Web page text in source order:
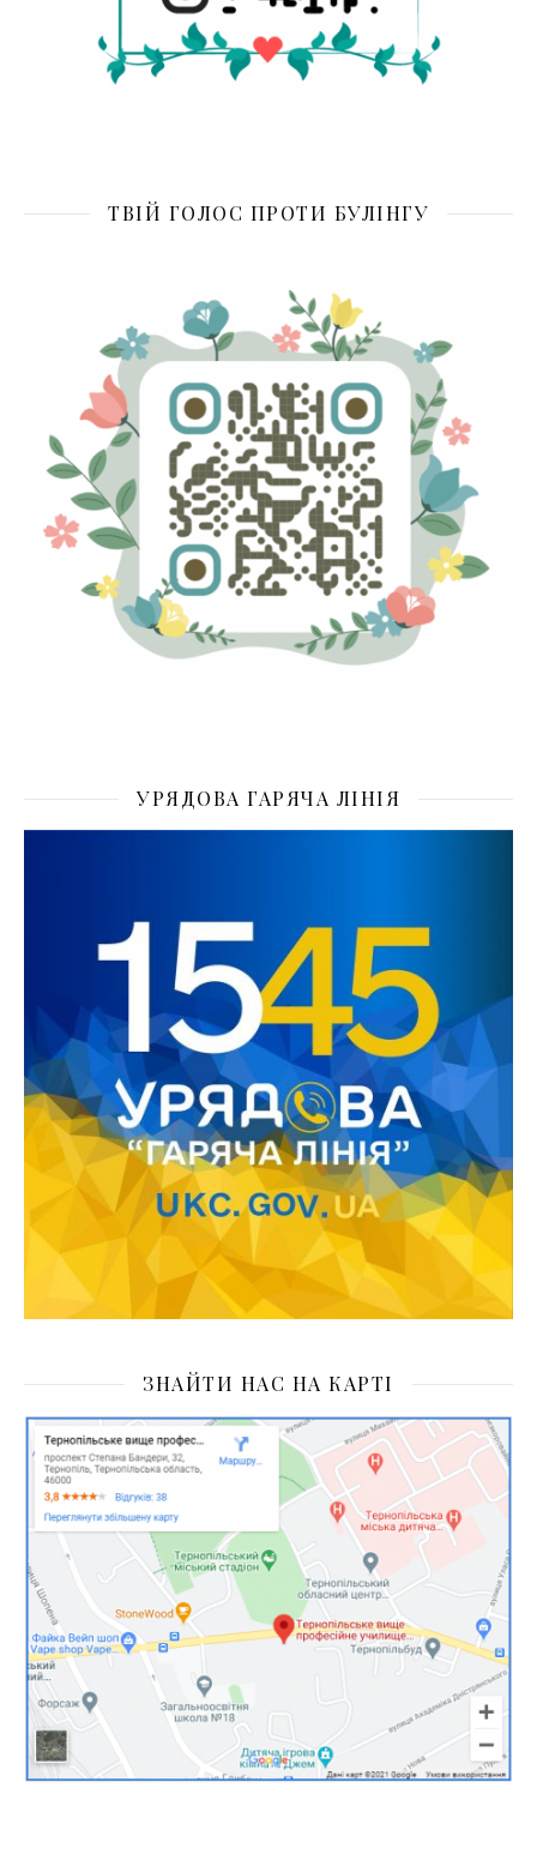
ТВІЙ ГОЛОС ПРОТИ БУЛІНГУ
УРЯДОВА ГАРЯЧА ЛІНІЯ
ЗНАЙТИ НАС НА КАРТІ